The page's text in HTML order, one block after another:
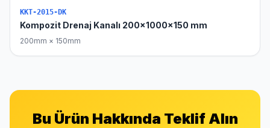
KKT-2015-DK
Kompozit Drenaj Kanalı 200x1000x150 mm
200mm × 150mm
Bu Ürün Hakkında Teklif Alın